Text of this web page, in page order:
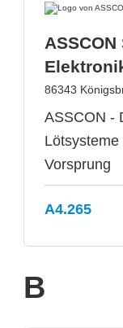
86343
ASSCON -
Vorsprung
A4.265
B